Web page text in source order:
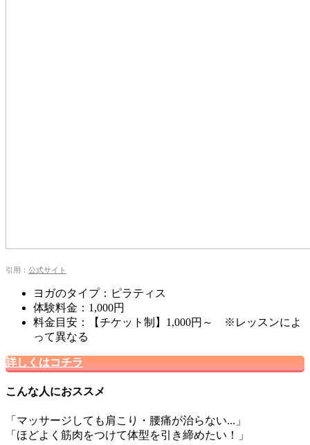
引用： 公式サイト
ヨガのタイプ：ピラティス
体験料金：1,000円
料金目安：【チケット制】1,000円～ ※レッスンによ
って異なる
詳しくはコチラ
こんな人におススメ
「マッサージしても肩こり・腰痛が治らない...」
「ほどよく筋肉をつけて体型を引き締めたい！」